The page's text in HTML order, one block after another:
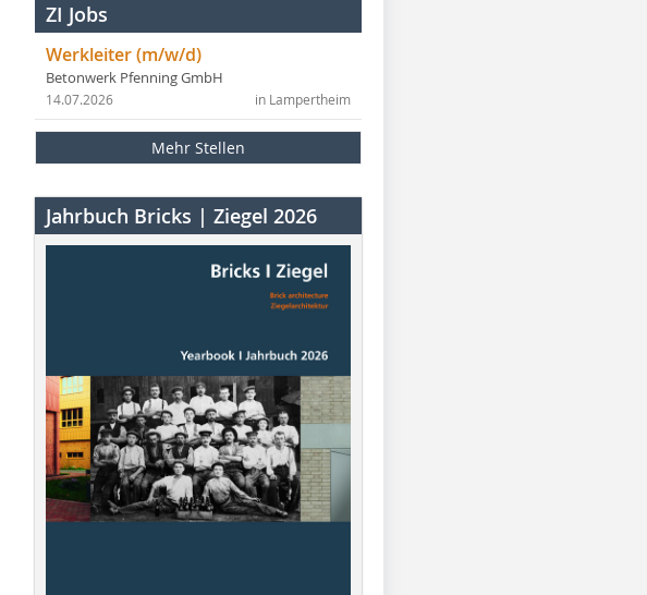
ZI Jobs
Werkleiter (m/w/d)
Betonwerk Pfenning GmbH
in Lampertheim
14.07.2026
Mehr Stellen
Jahrbuch Bricks | Ziegel 2026